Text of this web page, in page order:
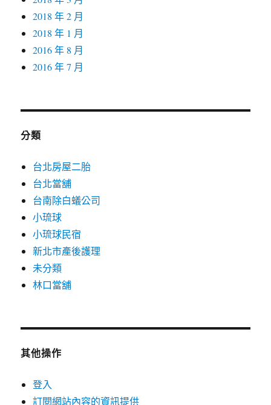
2018 年 2 月
2018 年 1 月
2016 年 8 月
2016 年 7 月
分類
台北房屋二胎
台北當舖
台南除白蟻公司
小琉球
小琉球民宿
新北市產後護理
未分類
林口當舖
其他操作
登入
訂閱網站內容的資訊提供